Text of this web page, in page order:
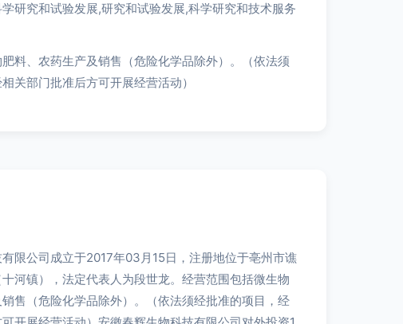
研究和试验发展,研究和试验发展,科学研究和技术服务
料、农药生产及销售（危险化学品除外）。（依法须
关部门批准后方可开展经营活动）
限公司成立于2017年03月15日，注册地位于亳州市谯
河镇），法定代表人为段世龙。经营范围包括微生物
售（危险化学品除外）。（依法须经批准的项目，经